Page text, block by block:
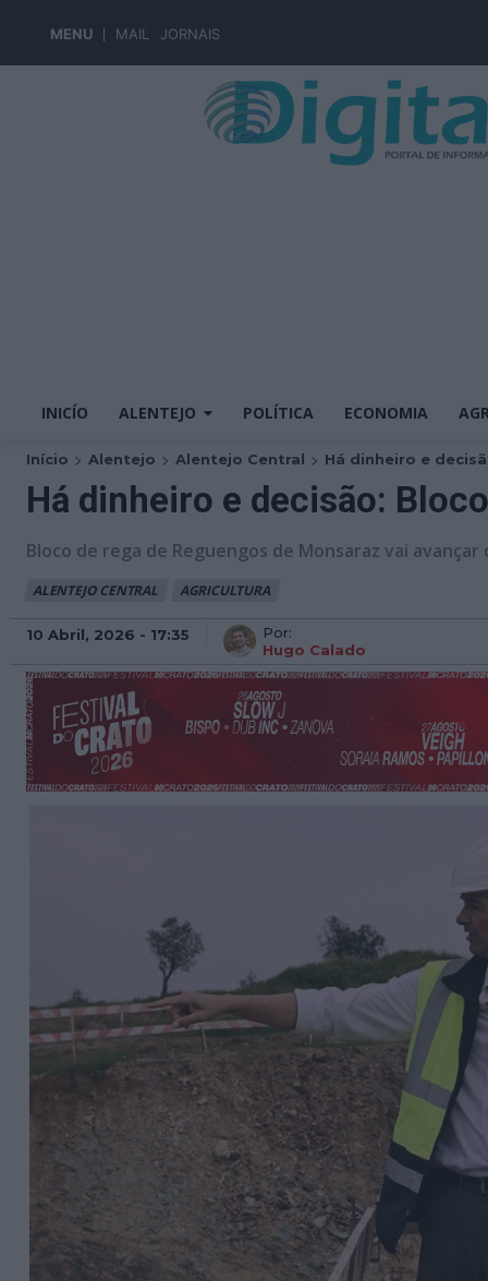
MENU MAIL JORNAIS
INICÍO ALENTEJO POLÍTICA ECONOMIA
Início Alentejo Alentejo Central Há dinheiro e
Há dinheiro e decisão:
Bloco de rega de Reguengos de Monsaraz vai
ALENTEJO CENTRAL AGRICULTURA
10 Abril, 2026 - 17:35
Por:
Hugo Calado